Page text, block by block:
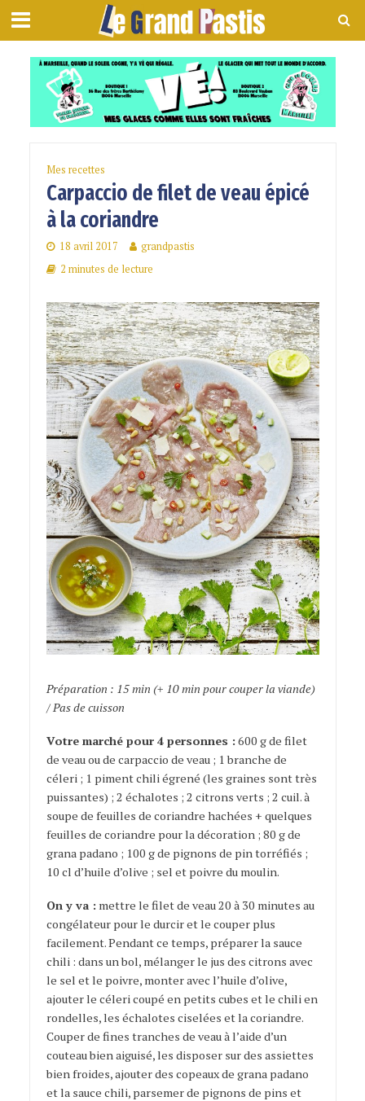
Mes recettes
Carpaccio de filet de veau épicé
à la coriandre
18 avril 2017
grandpastis
2 minutes de lecture
Préparation : 15 min (+ 10 min pour couper la viande)
/ Pas de cuisson
Votre marché pour 4 personnes : 600 g de filet
de veau ou de carpaccio de veau ; 1 branche de
céleri ; 1 piment chili égrené (les graines sont très
puissantes) ; 2 échalotes ; 2 citrons verts ; 2 cuil. à
soupe de feuilles de coriandre hachées + quelques
feuilles de coriandre pour la décoration ; 80 g de
grana padano ; 100 g de pignons de pin torréfiés ;
10 cl d’huile d’olive ; sel et poivre du moulin.
On y va : mettre le filet de veau 20 à 30 minutes au
congélateur pour le durcir et le couper plus
facilement. Pendant ce temps, préparer la sauce
chili : dans un bol, mélanger le jus des citrons avec
le sel et le poivre, monter avec l’huile d’olive,
ajouter le céleri coupé en petits cubes et le chili en
rondelles, les échalotes ciselées et la coriandre.
Couper de fines tranches de veau à l’aide d’un
couteau bien aiguisé, les disposer sur des assiettes
bien froides, ajouter des copeaux de grana padano
et la sauce chili, parsemer de pignons de pins et